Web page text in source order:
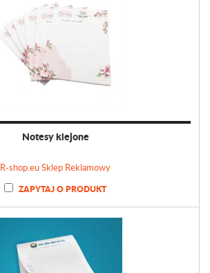
Notesy klejone
R-shop.eu Sklep Reklamowy
ZAPYTAJ O PRODUKT